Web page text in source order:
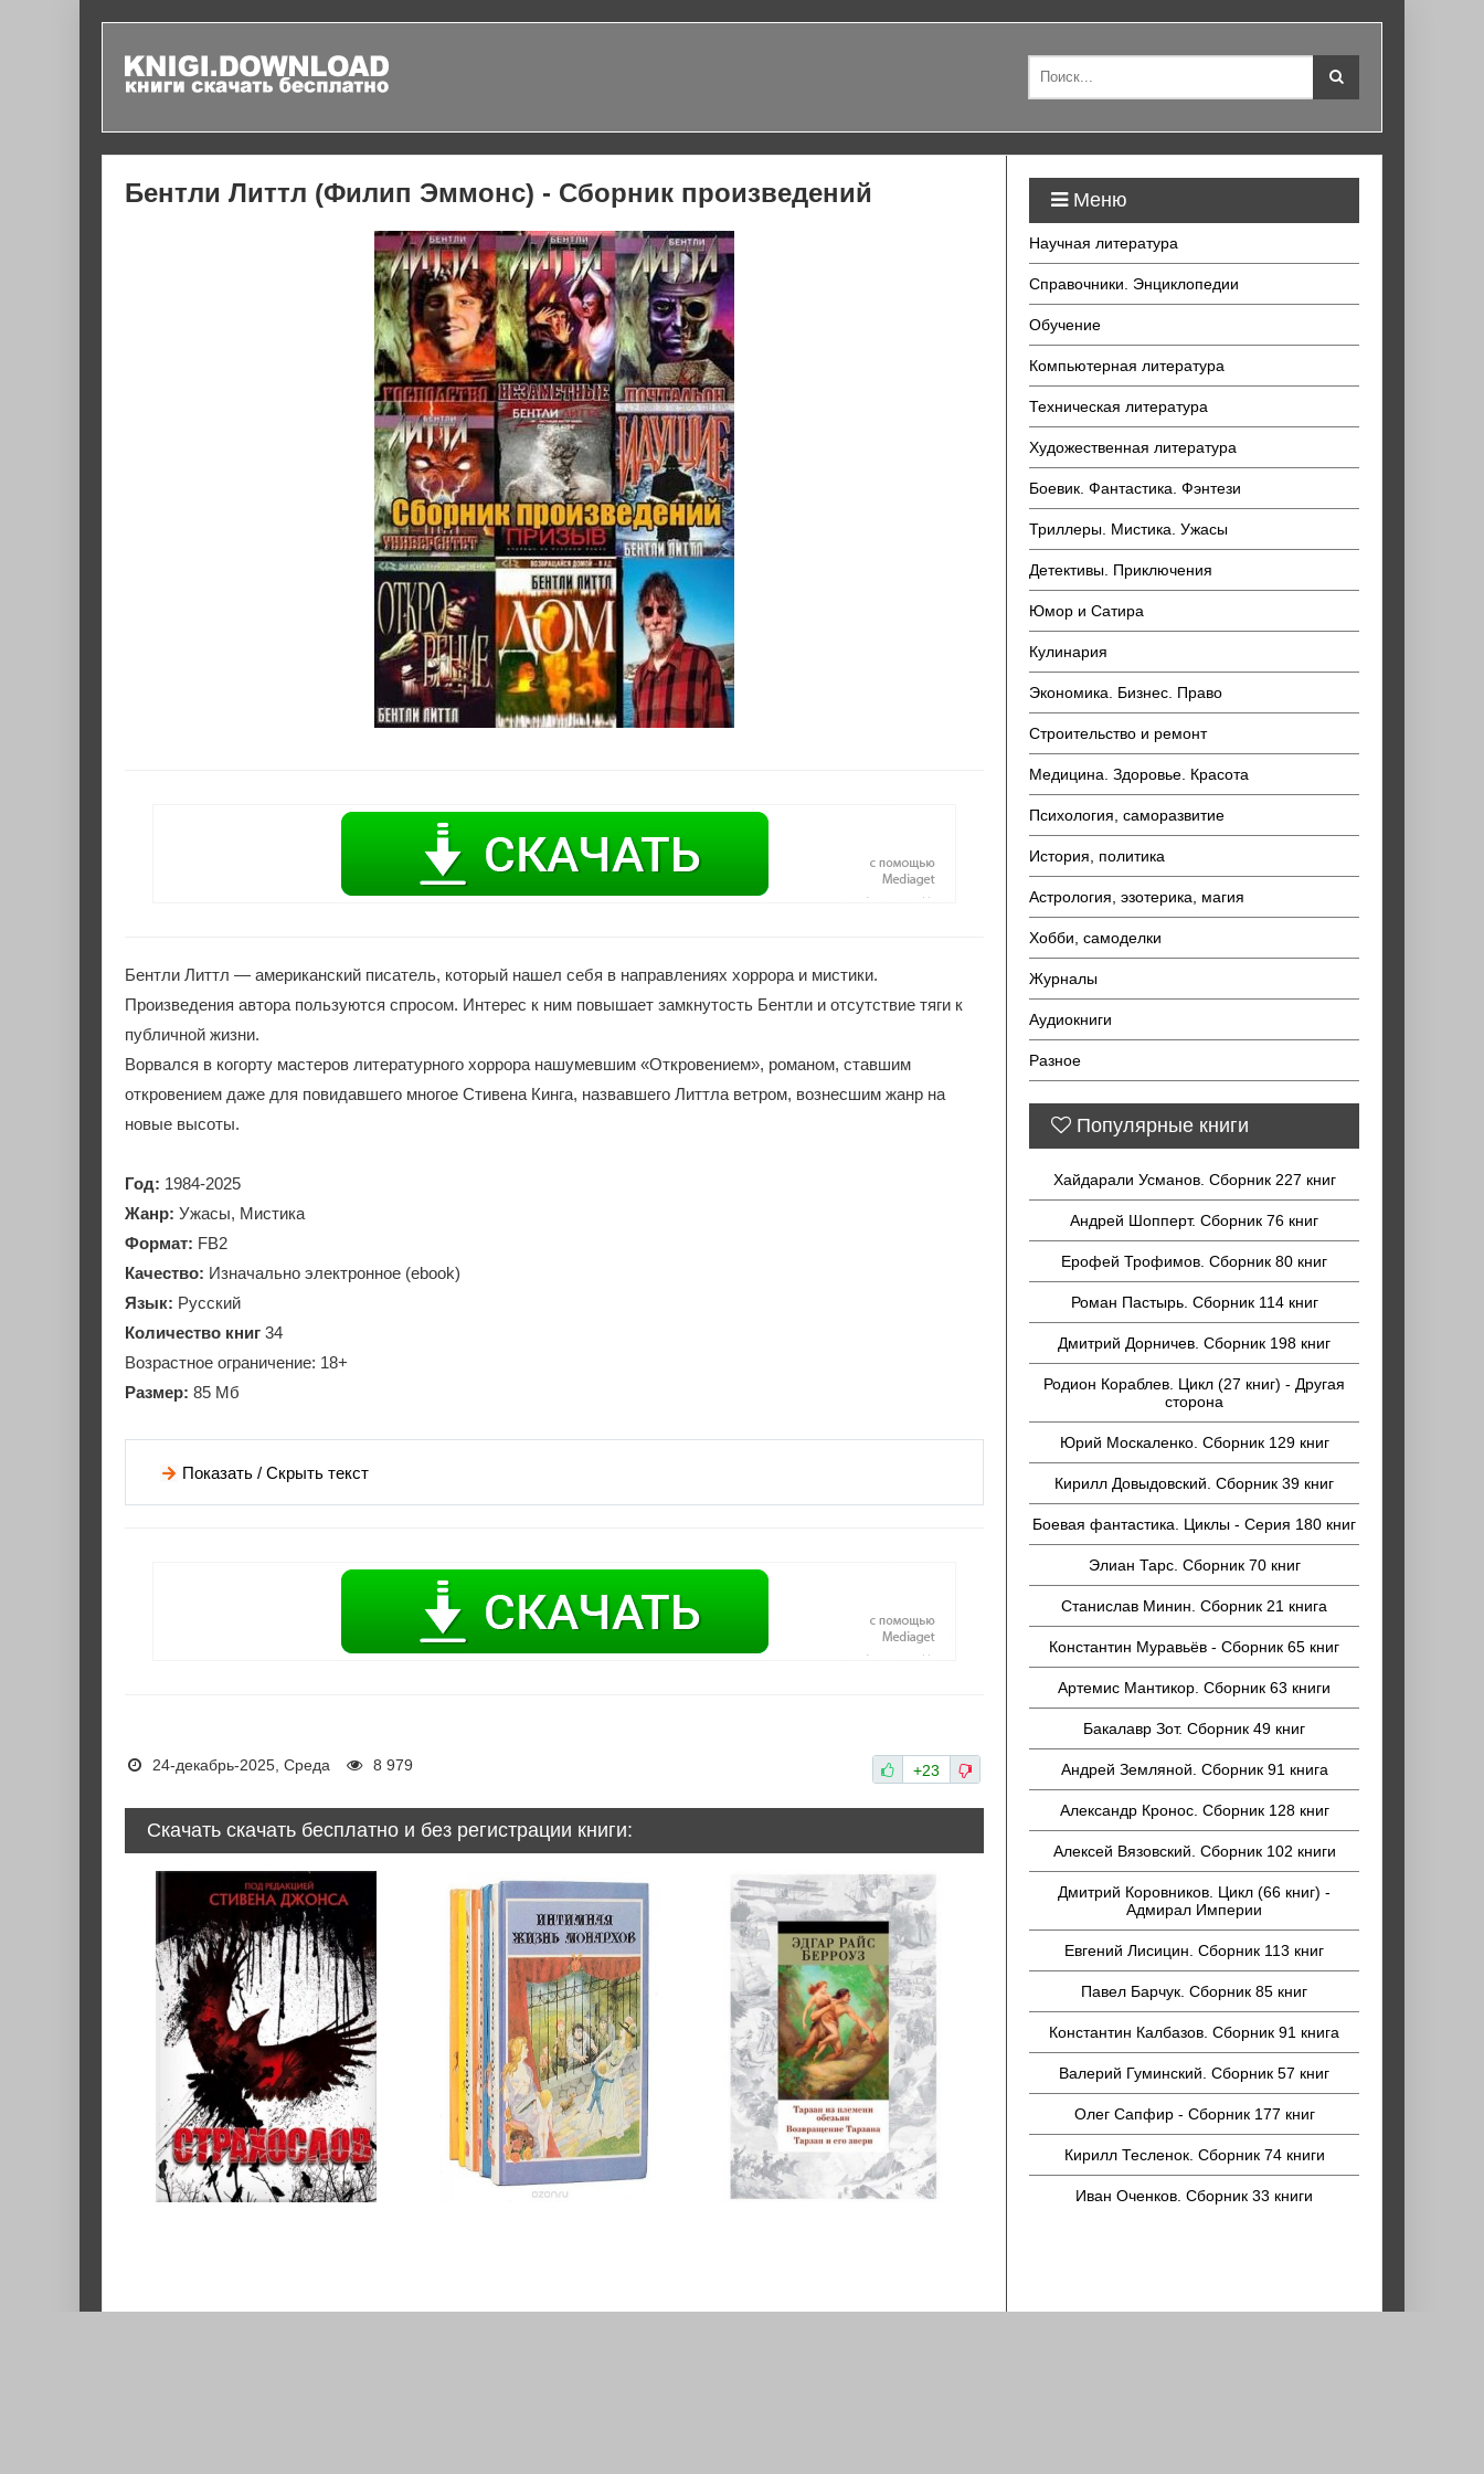
Бентли Литтл (Филип Эммонс) - Сборник произведений
Бентли Литтл — американский писатель, который нашел себя в направлениях хоррора и мистики.
Произведения автора пользуются спросом. Интерес к ним повышает замкнутость Бентли и отсутствие тяги к
публичной жизни.
Ворвался в когорту мастеров литературного хоррора нашумевшим «Откровением», романом, ставшим
откровением даже для повидавшего многое Стивена Кинга, назвавшего Литтла ветром, вознесшим жанр на
новые высоты.
Год: 1984-2025
Жанр: Ужасы, Мистика
Формат: FB2
Качество: Изначально электронное (ebook)
Язык: Русский
Количество книг 34
Возрастное ограничение: 18+
Размер: 85 Мб
Показать / Скрыть текст
24-декабрь-2025, Среда 8 979 +23
Скачать скачать бесплатно и без регистрации книги:
Меню
Научная литература
Справочники. Энциклопедии
Обучение
Компьютерная литература
Техническая литература
Художественная литература
Боевик. Фантастика. Фэнтези
Триллеры. Мистика. Ужасы
Детективы. Приключения
Юмор и Сатира
Кулинария
Экономика. Бизнес. Право
Строительство и ремонт
Медицина. Здоровье. Красота
Психология, саморазвитие
История, политика
Астрология, эзотерика, магия
Хобби, самоделки
Журналы
Аудиокниги
Разное
Популярные книги
Хайдарали Усманов. Сборник 227 книг
Андрей Шопперт. Сборник 76 книг
Ерофей Трофимов. Сборник 80 книг
Роман Пастырь. Сборник 114 книг
Дмитрий Дорничев. Сборник 198 книг
Родион Кораблев. Цикл (27 книг) - Другая
сторона
Юрий Москаленко. Сборник 129 книг
Кирилл Довыдовский. Сборник 39 книг
Боевая фантастика. Циклы - Серия 180 книг
Элиан Тарс. Сборник 70 книг
Станислав Минин. Сборник 21 книга
Константин Муравьёв - Сборник 65 книг
Артемис Мантикор. Сборник 63 книги
Бакалавр Зот. Сборник 49 книг
Андрей Земляной. Сборник 91 книга
Александр Кронос. Сборник 128 книг
Алексей Вязовский. Сборник 102 книги
Дмитрий Коровников. Цикл (66 книг) -
Адмирал Империи
Евгений Лисицин. Сборник 113 книг
Павел Барчук. Сборник 85 книг
Константин Калбазов. Сборник 91 книга
Валерий Гуминский. Сборник 57 книг
Олег Сапфир - Сборник 177 книг
Кирилл Тесленок. Сборник 74 книги
Иван Оченков. Сборник 33 книги